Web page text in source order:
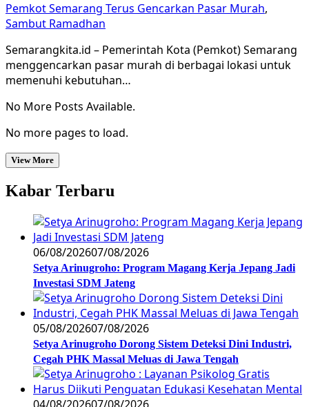
Pemkot Semarang Terus Gencarkan Pasar Murah,
Sambut Ramadhan
Semarangkita.id – Pemerintah Kota (Pemkot) Semarang
menggencarkan pasar murah di berbagai lokasi untuk
memenuhi kebutuhan…
No More Posts Available.
No more pages to load.
View More
Kabar Terbaru
06/08/202607/08/2026
Setya Arinugroho: Program Magang Kerja Jepang Jadi
Investasi SDM Jateng
05/08/202607/08/2026
Setya Arinugroho Dorong Sistem Deteksi Dini Industri,
Cegah PHK Massal Meluas di Jawa Tengah